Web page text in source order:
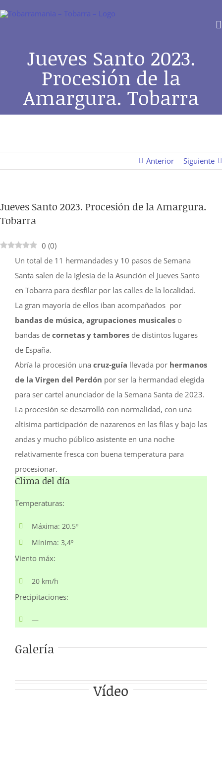
Jueves Santo 2023.
Procesión de la
Amargura. Tobarra
Anterior Siguiente
Jueves Santo 2023. Procesión de la Amargura.
Tobarra
0 (0)
Un total de 11 hermandades y 10 pasos de Semana
Santa salen de la Iglesia de la Asunción el Jueves Santo
en Tobarra para desfilar por las calles de la localidad.
La gran mayoría de ellos iban acompañados por
bandas de música, agrupaciones musicales o
bandas de cornetas y tambores de distintos lugares
de España.
Abría la procesión una cruz-guía llevada por hermanos
de la Virgen del Perdón por ser la hermandad elegida
para ser cartel anunciador de la Semana Santa de 2023.
La procesión se desarrolló con normalidad, con una
altísima participación de nazarenos en las filas y bajo las
andas y mucho público asistente en una noche
relativamente fresca con buena temperatura para
procesionar.
Clima del día
Temperaturas:
Máxima: 20.5º
Mínima: 3,4º
Viento máx:
20 km/h
Precipitaciones:
—
Galería
Vídeo